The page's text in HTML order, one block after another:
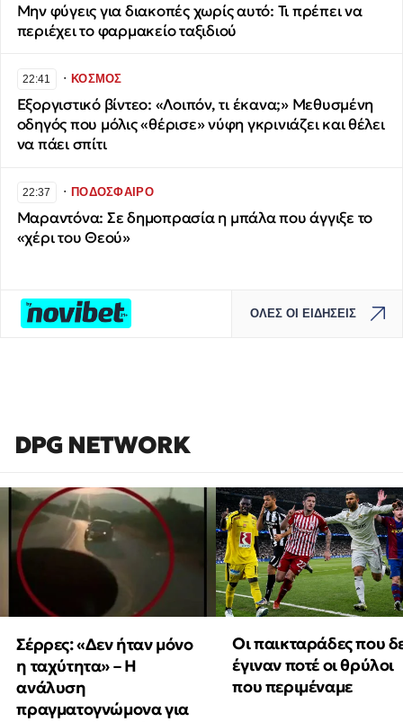
Μην φύγεις για διακοπές χωρίς αυτό: Τι πρέπει να
περιέχει το φαρμακείο ταξιδιού
22:41 ∙ΚΟΣΜΟΣ
Εξοργιστικό βίντεο: «Λοιπόν, τι έκανα;» Μεθυσμένη
οδηγός που μόλις «θέρισε» νύφη γκρινιάζει και θέλει
να πάει σπίτι
22:37 ∙ΠΟΔΟΣΦΑΙΡΟ
Μαραντόνα: Σε δημοπρασία η μπάλα που άγγιξε το
«χέρι του Θεού»
ΟΛΕΣ ΟΙ ΕΙΔΗΣΕΙΣ
DPG NETWORK
Σέρρες: «Δεν ήταν μόνο
η ταχύτητα» – Η
ανάλυση
πραγματογνώμονα για
Οι παικταράδες που
έγιναν ποτέ οι θρύλοι
που περιμέναμε